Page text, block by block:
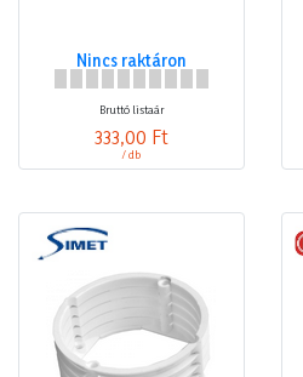
Nincs raktáron
Bruttó listaár
333,00 Ft
/ db